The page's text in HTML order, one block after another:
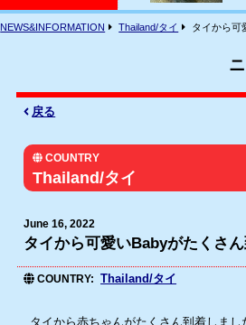
NEWS&INFORMATION Thailand/タイ タイから可
戻る
COUNTRY
Thailand/タイ
June 16, 2022
タイから可愛いBabyがたくさ
COUNTRY Thailand/タイ
タイから赤ちゃんがたくさん到着しまし